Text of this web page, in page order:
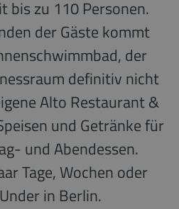
bis zu 110 Personen.
der Gäste kommt
der
definitiv nicht
Alto Restaurant &
und Getränke für
und Abendessen.
Tage, Wochen oder
in Berlin.